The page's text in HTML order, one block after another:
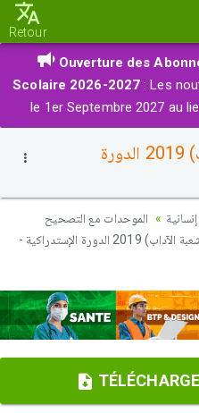
Retour
Ouverture des
Scolaire 2026-2027 : Les
le 1er Septembre 2027 au
اللغة العربية (شعبة الآداب) 2019 الدورة
الموحدات مع التصحيح
اللغة العربية (شعبة الآداب) 2019 الدورة الإستدراكية -